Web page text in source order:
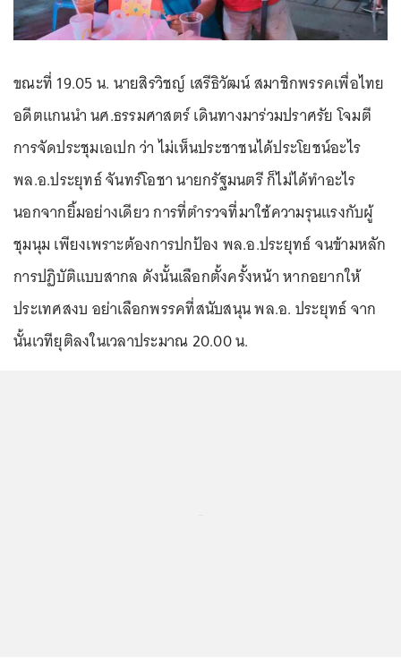
ขณะที่ 19.05 น. นายสิรวิชญ์ เสรีธิวัฒน์ สมาชิกพรรคเพื่อไทย
อดีตแกนนำ นศ.ธรรมศาสตร์ เดินทางมาร่วมปราศรัย โจมตี
การจัดประชุมเอเปก ว่า ไม่เห็นประชาชนได้ประโยชน์อะไร
พล.อ.ประยุทธ์ จันทร์โอชา นายกรัฐมนตรี ก็ไม่ได้ทำอะไร
นอกจากยิ้มอย่างเดียว การที่ตำรวจที่มาใช้ความรุนแรงกับผู้
ชุมนุม เพียงเพราะต้องการปกป้อง พล.อ.ประยุทธ์ จนข้ามหลัก
การปฏิบัติแบบสากล ดังนั้นเลือกตั้งครั้งหน้า หากอยากให้
ประเทศสงบ อย่าเลือกพรรคที่สนับสนุน พล.อ. ประยุทธ์ จาก
นั้นเวทียุติลงในเวลาประมาณ 20.00 น.